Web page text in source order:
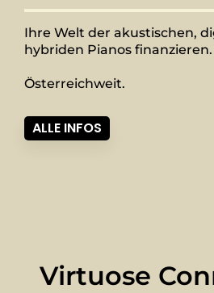
Ihre Welt der akustischen,
hybriden Pianos
Österreichweit.
ALLE INFOS
Virtuose